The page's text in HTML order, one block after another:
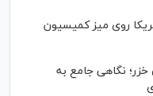
روی میز کمیسیون
نگاهی جامع به